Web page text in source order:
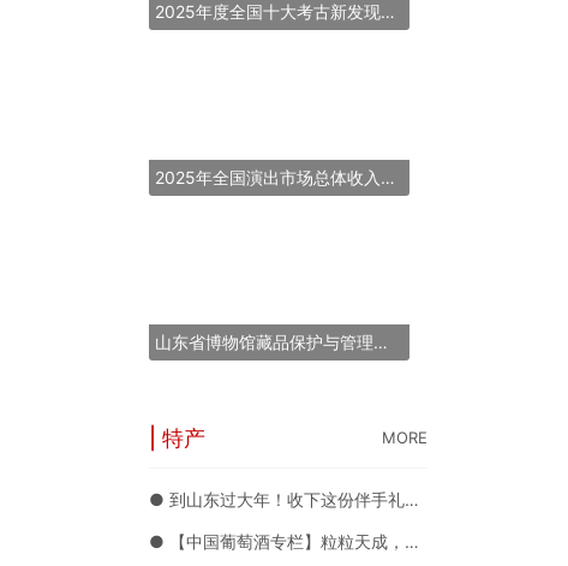
2025年度全国十大考古新发现揭晓
2025年全国演出市场总体收入超837亿元
山东省博物馆藏品保护与管理能力提升培训班在青岛举办
| 特产 MORE
● 到山东过大年！收下这份伴手礼攻略 各种好礼随你挑
● 【中国葡萄酒专栏】粒粒天成，天山雪水孕育的优质葡萄酒典范——沙地酒庄